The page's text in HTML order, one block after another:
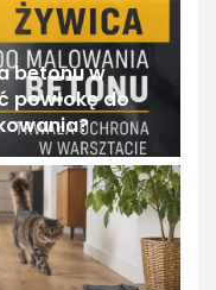
betonu w
powłokę do